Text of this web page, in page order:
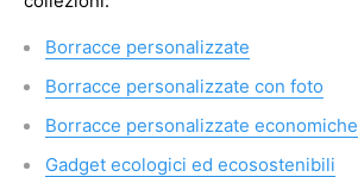
Borracce personalizzate
Borracce personalizzate con foto
Borracce personalizzate economiche
Gadget ecologici ed ecosostenibili